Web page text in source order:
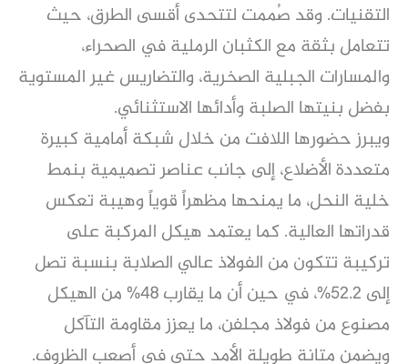
التقنيات. وقد صُممت لتتحدى أقسى الطرق، حيث
تتعامل بثقة مع الكثبان الرملية في الصحراء،
والمسارات الجبلية الصخرية، والتضاريس غير المستوية
بفضل بنيتها الصلبة وأدائها الاستثنائي.
ويبرز حضورها اللافت من خلال شبكة أمامية كبيرة
متعددة الأضلاع، إلى جانب عناصر تصميمية بنمط
خلية النحل، ما يمنحها مظهراً قوياً وهيبة تعكس
قدراتها العالية. كما يعتمد هيكل المركبة على
تركيبة تتكون من الفولاذ عالي الصلابة بنسبة تصل
إلى 52.2%، في حين أن ما يقارب 48% من الهيكل
مصنوع من فولاذ مجلفن، ما يعزز مقاومة التآكل
ويضمن متانة طويلة الأمد حتى في أصعب الظروف.